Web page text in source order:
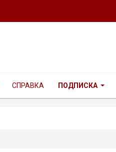
СПРАВКА ПОДПИСКА